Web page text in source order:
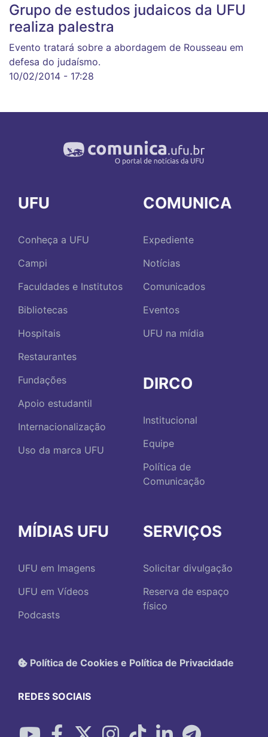
Grupo de estudos judaicos da UFU
realiza palestra
Evento tratará sobre a abordagem de Rousseau em
defesa do judaísmo.
10/02/2014 - 17:28
UFU
Conheça a UFU
Campi
Faculdades e Institutos
Bibliotecas
Hospitais
Restaurantes
Fundações
Apoio estudantil
Internacionalização
Uso da marca UFU
COMUNICA
Expediente
Notícias
Comunicados
Eventos
UFU na mídia
DIRCO
Institucional
Equipe
Política de
Comunicação
MÍDIAS UFU
UFU em Imagens
UFU em Vídeos
Podcasts
SERVIÇOS
Solicitar divulgação
Reserva de espaço
físico
Política de Cookies e Política de Privacidade
REDES SOCIAIS